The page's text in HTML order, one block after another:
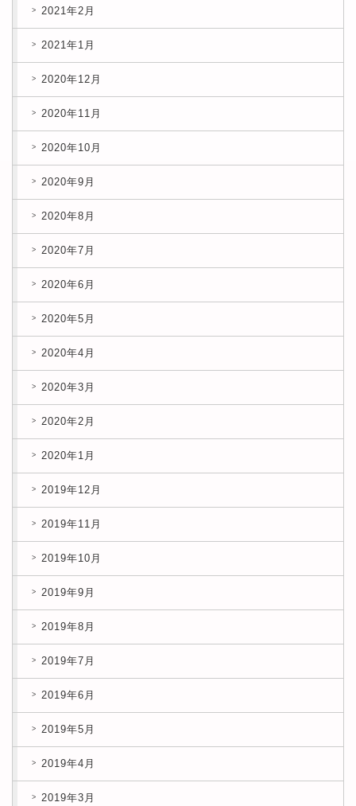
2021年2月
2021年1月
2020年12月
2020年11月
2020年10月
2020年9月
2020年8月
2020年7月
2020年6月
2020年5月
2020年4月
2020年3月
2020年2月
2020年1月
2019年12月
2019年11月
2019年10月
2019年9月
2019年8月
2019年7月
2019年6月
2019年5月
2019年4月
2019年3月